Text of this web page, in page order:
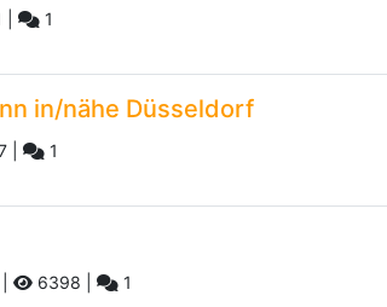
1
in/nähe Düsseldorf
1
6398 1